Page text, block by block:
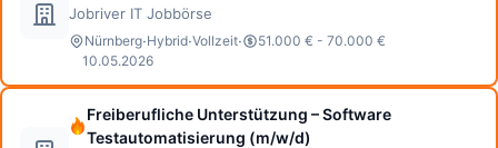
Jobriver IT Jobbörse
Nürnberg·Hybrid·Vollzeit·
51.000 € - 70.000 €
10.05.2026
Freiberufliche Unterstützung – Software
Testautomatisierung (m/w/d)